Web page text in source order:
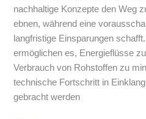
nachhaltige Konzepte den Weg
ebnen, während eine
langfristige Einsparungen
ermöglichen es, Energieflüsse
Verbrauch von Rohstoffen zu
technische Fortschritt in
gebracht werden